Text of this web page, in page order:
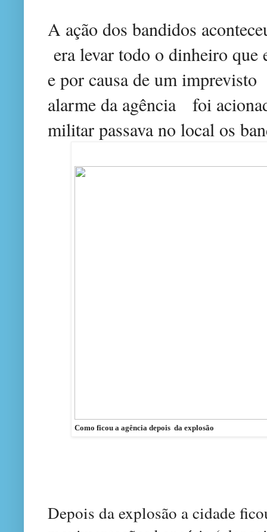
A ação dos bandidos
era levar todo o dinheiro que
e por causa de um imprevisto
alarme da agência
foi
militar passava no local os
Como ficou a agência depois da explosão
Depois da explosão a cidade